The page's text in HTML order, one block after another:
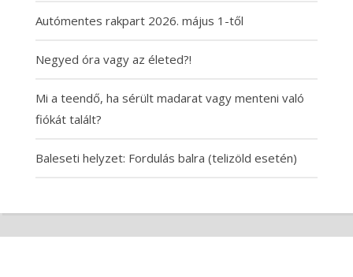
Autómentes rakpart 2026. május 1-től
Negyed óra vagy az életed?!
Mi a teendő, ha sérült madarat vagy menteni való
fiókát talált?
Baleseti helyzet: Fordulás balra (telizöld esetén)